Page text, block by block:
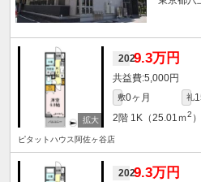
2029.3万円
5,000円
敷0ヶ月 礼
2階 1K（25.01ｍ2 ）
ピタットハウス阿佐ヶ谷店
2029.3万円